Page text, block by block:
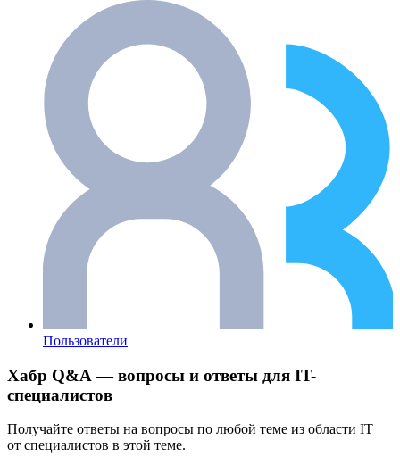
Пользователи
Хабр Q&A — вопросы и ответы для IT-
специалистов
Получайте ответы на вопросы по любой теме из области IT
от специалистов в этой теме.